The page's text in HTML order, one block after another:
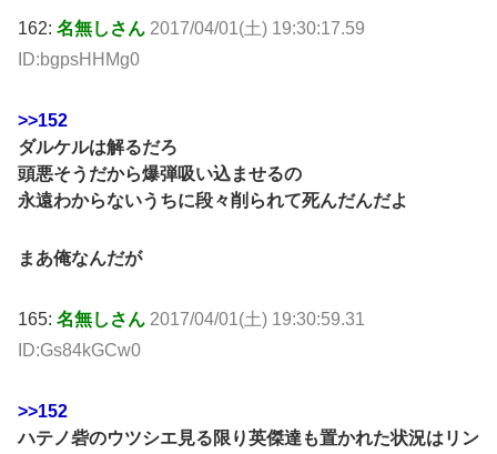
162: 名無しさん 2017/04/01(土) 19:30:17.59
ID:bgpsHHMg0
>>152
ダルケルは解るだろ
頭悪そうだから爆弾吸い込ませるの
永遠わからないうちに段々削られて死んだんだよ
まあ俺なんだが
165: 名無しさん 2017/04/01(土) 19:30:59.31
ID:Gs84kGCw0
>>152
ハテノ砦のウツシエ見る限り英傑達も置かれた状況はリン